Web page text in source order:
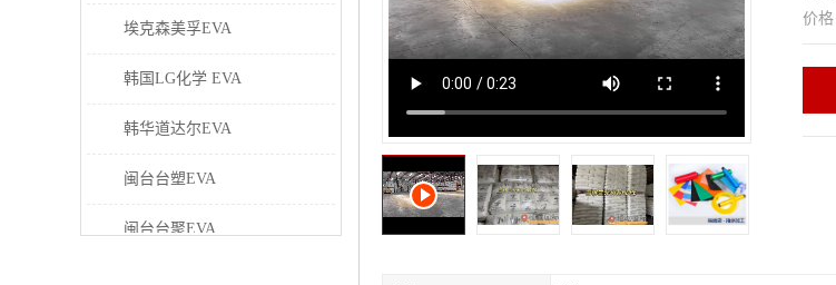
埃克森美孚EVA
韩国LG化学 EVA
韩华道达尔EVA
闽台台塑EVA
闽台台聚EVA
价格